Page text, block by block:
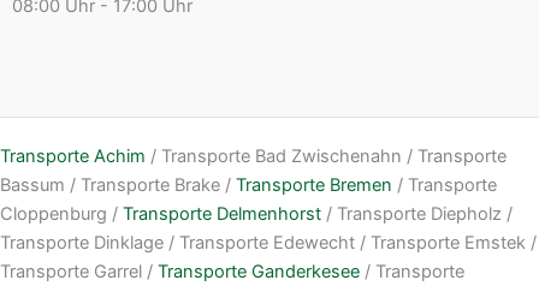
08:00 Uhr - 17:00 Uhr
Transporte Achim / Transporte Bad Zwischenahn / Transporte
Bassum / Transporte Brake / Transporte Bremen / Transporte
Cloppenburg / Transporte Delmenhorst / Transporte Diepholz /
Transporte Dinklage / Transporte Edewecht / Transporte Emstek /
Transporte Garrel / Transporte Ganderkesee / Transporte